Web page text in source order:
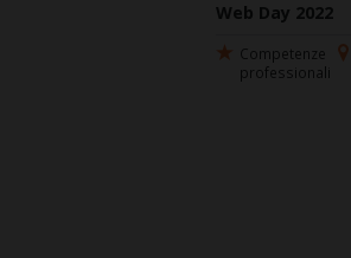
Web Day 2022
Competenze
professionali